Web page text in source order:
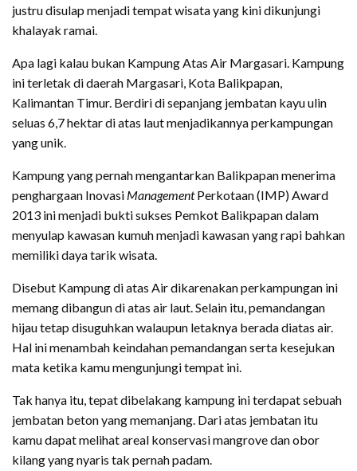
justru disulap menjadi tempat wisata yang kini dikunjungi
khalayak ramai.
Apa lagi kalau bukan Kampung Atas Air Margasari. Kampung
ini terletak di daerah Margasari, Kota Balikpapan,
Kalimantan Timur. Berdiri di sepanjang jembatan kayu ulin
seluas 6,7 hektar di atas laut menjadikannya perkampungan
yang unik.
Kampung yang pernah mengantarkan Balikpapan menerima
penghargaan Inovasi ManagementPerkotaan (IMP) Award
2013 ini menjadi bukti sukses Pemkot Balikpapan dalam
menyulap kawasan kumuh menjadi kawasan yang rapi bahkan
memiliki daya tarik wisata.
Disebut Kampung di atas Air dikarenakan perkampungan ini
memang dibangun di atas air laut. Selain itu, pemandangan
hijau tetap disuguhkan walaupun letaknya berada diatas air.
Hal ini menambah keindahan pemandangan serta kesejukan
mata ketika kamu mengunjungi tempat ini.
Tak hanya itu, tepat dibelakang kampung ini terdapat sebuah
jembatan beton yang memanjang. Dari atas jembatan itu
kamu dapat melihat areal konservasi mangrove dan obor
kilang yang nyaris tak pernah padam.